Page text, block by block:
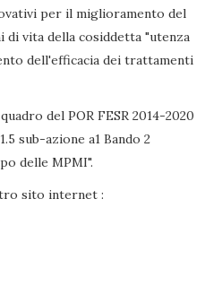
per il miglioramento del
di vita della cosiddetta "utenza
dell'efficacia dei trattamenti
del POR FESR 2014-2020
sub-azione a1 Bando 2
delle MPMI".
sito internet :